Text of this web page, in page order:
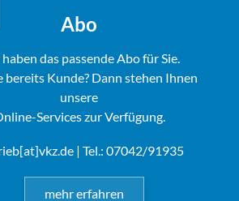
Abo
das passende Abo für Sie.
bereits Kunde? Dann stehen Ihnen
unsere
Services zur Verfügung.
| Tel.: 07042/91935
mehr erfahren